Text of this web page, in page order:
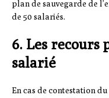
plan de sauvegarde de
de 50 salariés.
6. Les recours
salarié
En cas de contestation